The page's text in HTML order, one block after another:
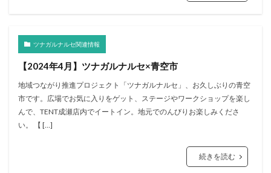
ツナガルナルセ関連情報
【2024年4月】ツナガルナルセ×青空市
地域つながり推進プロジェクト「ツナガルナルセ」、お久しぶりの青空
市です。広場でお気に入りをゲット、ステージやワークショップを楽し
んで、TENT成瀬店内でイートイン。地元でのんびりお楽しみくださ
い。 【 […]
続きを読む